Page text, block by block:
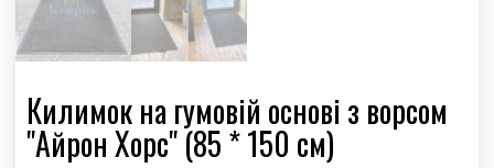
Килимок на гумовій основі з ворсом
"Айрон Хорс" (85 * 150 см)